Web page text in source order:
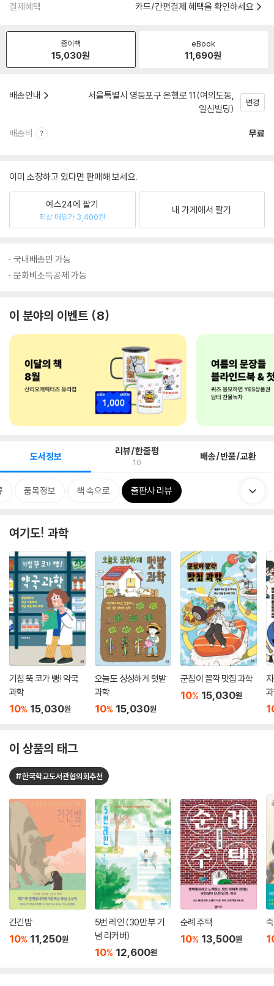
결제혜택 카드/간편결제 혜택을 확인하세요
종이책
15,030원
eBook
11,690원
배송안내
서울특별시 영등포구 은행로 11(여의도동,
일신빌딩)
변경
배송비 무료
이미 소장하고 있다면 판매해 보세요.
예스24에 팔기
최상 매입가 3,400원
내 가게에서 팔기
국내배송만 가능
문화비소득공제 가능
이 분야의 이벤트 8
도서정보 리뷰/한줄평
10 배송/반품/교환
품목정보 책 속으로 출판사 리뷰
여기도! 과학
기침 뚝 코가 뻥! 약국
과학
10% 15,030원
오늘도 싱싱하게 텃밭
과학
10% 15,030원
군침이 꼴깍 맛집 과학
10% 15,030원
이 상품의 태그
#한국학교도서관협의회추천
긴긴밤
10% 11,250원
5번 레인 (30만 부 기
념 리커버)
10% 12,600원
순례 주택
10% 13,500원